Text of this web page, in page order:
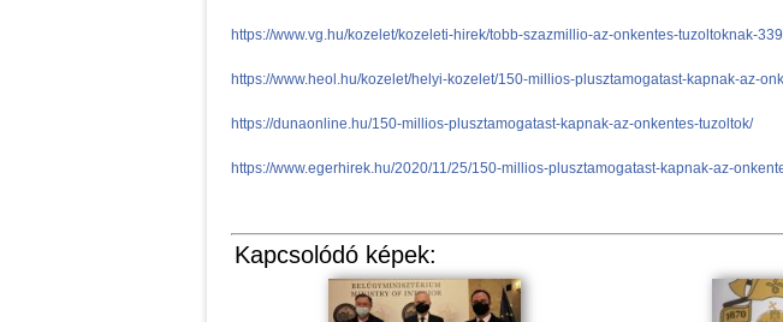
https://www.vg.hu/kozelet/kozeleti-hirek/tobb-szazmillio-az-onkentes-tuzoltoknak-
https://www.heol.hu/kozelet/helyi-kozelet/150-millios-plusztamogatast-kapnak-az-
https://dunaonline.hu/150-millios-plusztamogatast-kapnak-az-onkentes-tuzoltok/
https://www.egerhirek.hu/2020/11/25/150-millios-plusztamogatast-kapnak-az-
Kapcsolódó képek: